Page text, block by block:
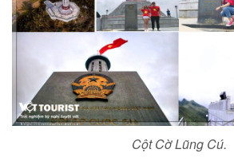
Cột Cờ Lũng Cú.